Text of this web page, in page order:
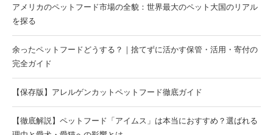
アメリカのペットフード市場の全貌：世界最大のペット大国のリアル
を探る
余ったペットフードどうする？｜捨てずに活かす保管・活用・寄付の
完全ガイド
【保存版】アレルゲンカットペットフード徹底ガイド
【徹底解説】ペットフード「アイムス」は本当におすすめ？選ばれる